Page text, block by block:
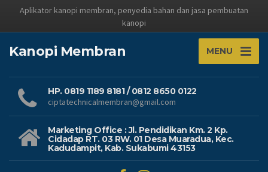
Aplikator kanopi membran, penyedia bahan dan jasa pembuatan
kanopi
Kanopi Membran MENU
HP. 0819 1189 8181 / 0812 8650 0122
ciptatechnicalmembran@gmail.com
Marketing Office : Jl. Pendidikan Km. 2 Kp.
Cidadap RT. 03 RW. 01 Desa Muaradua, Kec.
Kadudampit, Kab. Sukabumi 43153